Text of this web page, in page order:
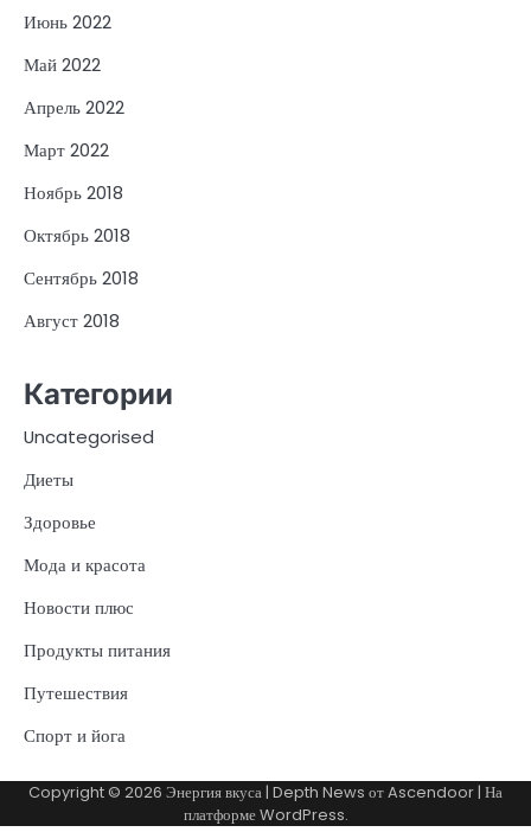
Июнь 2022
Май 2022
Апрель 2022
Март 2022
Ноябрь 2018
Октябрь 2018
Сентябрь 2018
Август 2018
Категории
Uncategorised
Диеты
Здоровье
Мода и красота
Новости плюс
Продукты питания
Путешествия
Спорт и йога
Copyright © 2026 Энергия вкуса| Depth News отAscendoor| На
платформеWordPress.